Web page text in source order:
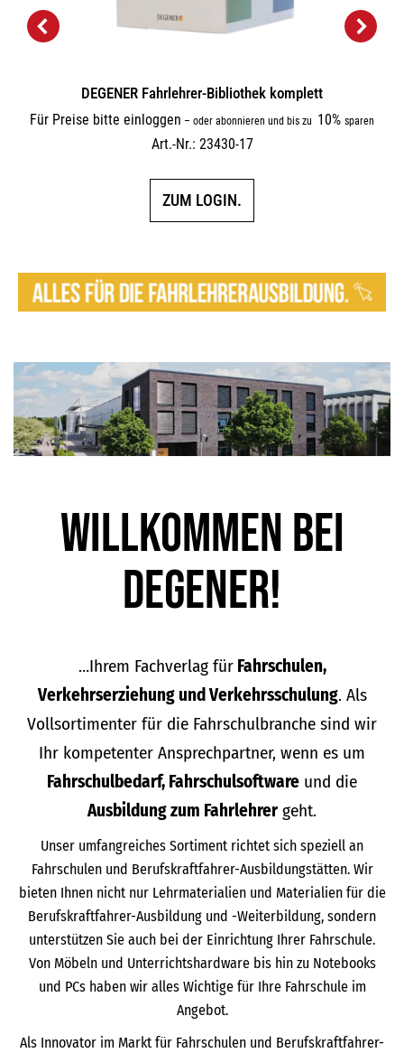
DEGENER Fahrlehrer-Bibliothek komplett
Für Preise bitte einloggen – oder abonnieren und bis zu 10% sparen
Art.-Nr.: 23430-17
ZUM LOGIN.
Willkommen bei
DEGENER!
…Ihrem Fachverlag fürFahrschulen,
Verkehrserziehung und Verkehrsschulung. Als
Vollsortimenter für die Fahrschulbranche sind wir
Ihr kompetenter Ansprechpartner, wenn es um
Fahrschulbedarf, Fahrschulsoftware und die
Ausbildung zum Fahrlehrer geht.
Unser umfangreiches Sortiment richtet sich speziell an
Fahrschulen und Berufskraftfahrer-Ausbildungstätten. Wir
bieten Ihnen nicht nur Lehrmaterialien und Materialien für die
Berufskraftfahrer-Ausbildung und -Weiterbildung, sondern
unterstützen Sie auch bei der Einrichtung Ihrer Fahrschule.
Von Möbeln und Unterrichtshardware bis hin zu Notebooks
und PCs haben wir alles Wichtige für Ihre Fahrschule im
Angebot.
Als Innovator im Markt für Fahrschulen und Berufskraftfahrer-